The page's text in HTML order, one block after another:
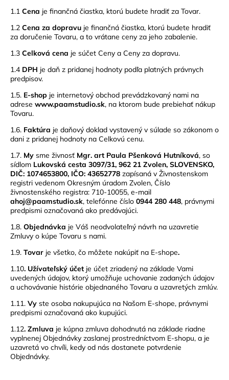
1.1 Cena je finančná čiastka, ktorú budete hradiť za Tovar.
1.2 Cena za dopravu je finančná čiastka, ktorú budete hradiť
za doručenie Tovaru, a to vrátane ceny za jeho zabalenie.
1.3 Celková cena je súčet Ceny a Ceny za dopravu.
1.4 DPH je daň z pridanej hodnoty podľa platných právnych
predpisov.
1.5. E-shop je internetový obchod prevádzkovaný nami na
adrese www.paamstudio.sk, na ktorom bude prebiehať nákup
Tovaru.
1.6. Faktúra je daňový doklad vystavený v súlade so zákonom o
dani z pridanej hodnoty na Celkovú cenu.
1.7. My sme živnosť Mgr. art Paula Pšenková Hutníková, so
sídlom Lukovská cesta 3097/31, 962 21 Zvolen, SLOVENSKO,
DIČ: 1074653800, IČO: 43652778 zapísaná v Živnostenskom
registri vedenom Okresným úradom Zvolen, Číslo
živnostenského registra: 710-10055, e-mail
ahoj@paamstudio.sk, telefónne číslo 0944 280 448, právnymi
predpismi označovaná ako predávajúci.
1.8. Objednávka je Váš neodvolateľný návrh na uzavretie
Zmluvy o kúpe Tovaru s nami.
1.9. Tovar je všetko, čo môžete nakúpiť na E-shope.
1.10. Užívateľský účet je účet zriadený na základe Vami
uvedených údajov, ktorý umožňuje uchovanie zadaných údajov
a uchovávanie histórie objednaného Tovaru a uzavretých zmlúv.
1.11. Vy ste osoba nakupujúca na Našom E-shope, právnymi
predpismi označovaná ako kupujúci.
1.12. Zmluva je kúpna zmluva dohodnutá na základe riadne
vyplnenej Objednávky zaslanej prostredníctvom E-shopu, a je
uzavretá vo chvíli, kedy od nás dostanete potvrdenie
Objednávky.